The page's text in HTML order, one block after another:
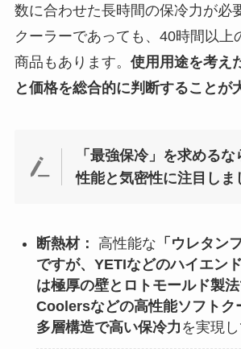
数に合わせた長時間の保冷力が必
クーラーであっても、40時間以上
商品もあります。 使用用途を考え
と価格を総合的に判断することが
「最強保冷」を求める
性能と気密性に注目しま
断熱材： 高性能な 「ウレタン
ですが、YETIなどのハイエン
は極厚の壁とロトモールド製
Coolersなどの高性能ソフトク
多層構造で高い保冷力 を実現し